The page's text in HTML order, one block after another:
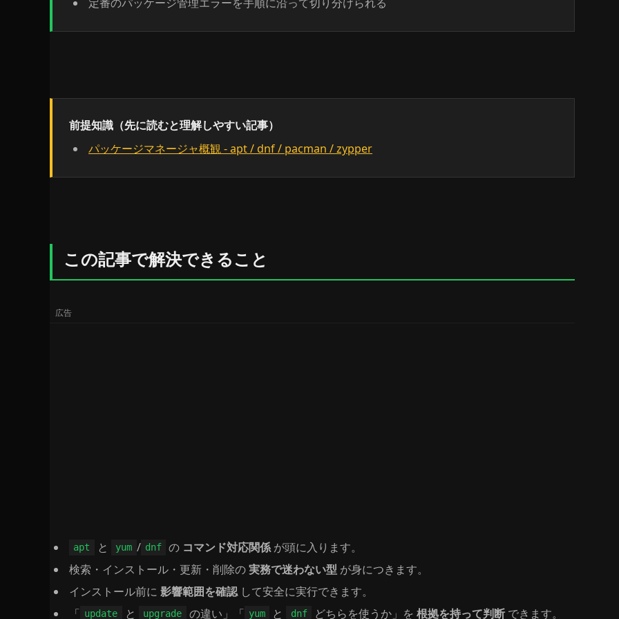
前提知識（先に読むと理解しやすい記事）
パッケージマネージャ概観 - apt / dnf / pacman / zypper
この記事で解決できること
apt と yum / dnf の コマンド対応関係 が頭に入ります。
検索・インストール・更新・削除の実務で迷わない型 が身につきます。
インストール前に 影響範囲を確認して安全に実行できます。
「 update と upgrade の違い」「 yum と dnf どちらを使うか」を根拠を持って判断 できます。